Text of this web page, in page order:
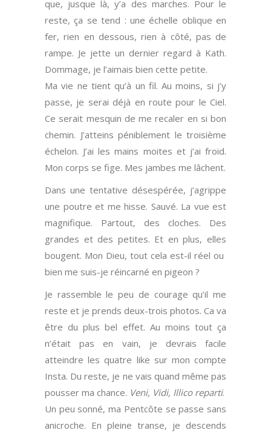
que, jusque là, y’a des marches. Pour le
reste, ça se tend : une échelle oblique en
fer, rien en dessous, rien à côté, pas de
rampe. Je jette un dernier regard à Kath.
Dommage, je l’aimais bien cette petite.
Ma vie ne tient qu’à un fil. Au moins, si j’y
passe, je serai déjà en route pour le Ciel.
Ce serait mesquin de me recaler en si bon
chemin. J’atteins péniblement le troisième
échelon. J’ai les mains moites et j’ai froid.
Mon corps se fige. Mes jambes me lâchent.
Dans une tentative désespérée, j’agrippe
une poutre et me hisse. Sauvé. La vue est
magnifique. Partout, des cloches. Des
grandes et des petites. Et en plus, elles
bougent. Mon Dieu, tout cela est-il réel ou
bien me suis-je réincarné en pigeon ?
Je rassemble le peu de courage qu’il me
reste et je prends deux-trois photos. Ca va
être du plus bel effet. Au moins tout ça
n’était pas en vain, je devrais facile
atteindre les quatre like sur mon compte
Insta. Du reste, je ne vais quand même pas
pousser ma chance. Veni, Vidi, Illico reparti.
Un peu sonné, ma Pentcôte se passe sans
anicroche. En pleine transe, je descends